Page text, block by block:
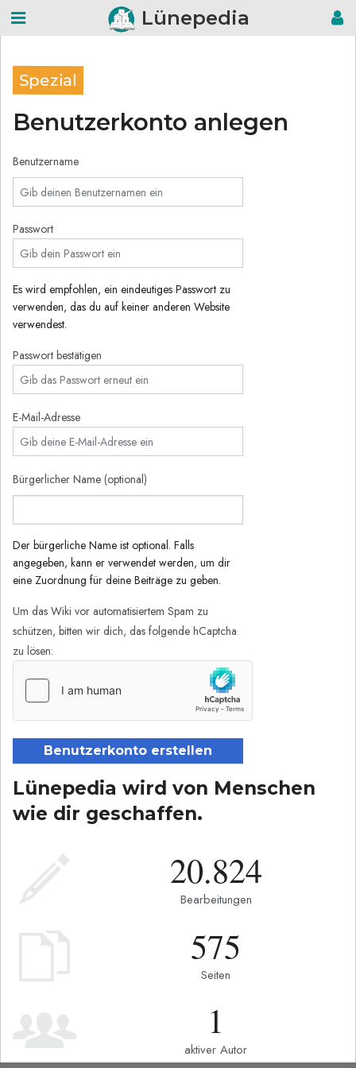
Lünepedia
Spezial
Benutzerkonto anlegen
Benutzername
Passwort
Es wird empfohlen, ein eindeutiges Passwort zu
verwenden, das du auf keiner anderen Website
verwendest.
Passwort bestätigen
E-Mail-Adresse
Bürgerlicher Name (optional)
Der bürgerliche Name ist optional. Falls
angegeben, kann er verwendet werden, um dir
eine Zuordnung für deine Beiträge zu geben.
Um das Wiki vor automatisiertem Spam zu
schützen, bitten wir dich, das folgende hCaptcha
zu lösen:
Benutzerkonto erstellen
Lünepedia wird von Menschen
wie dir geschaffen.
20.824
Bearbeitungen
575
Seiten
1
aktiver Autor